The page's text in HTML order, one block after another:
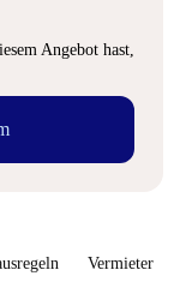
Angebot hast,
Vermieter